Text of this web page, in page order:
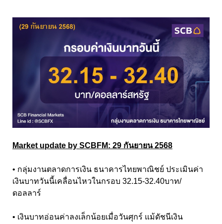
Market update by SCBFM: 29 กันยายน 2568
• กลุ่มงานตลาดการเงิน ธนาคารไทยพาณิชย์ ประเมินค่า
เงินบาทวันนี้เคลื่อนไหวในกรอบ 32.15-32.40บาท/
ดอลลาร์
• เงินบาทอ่อนค่าลงเล็กน้อยเมื่อวันศุกร์ แม้ดัชนีเงิน